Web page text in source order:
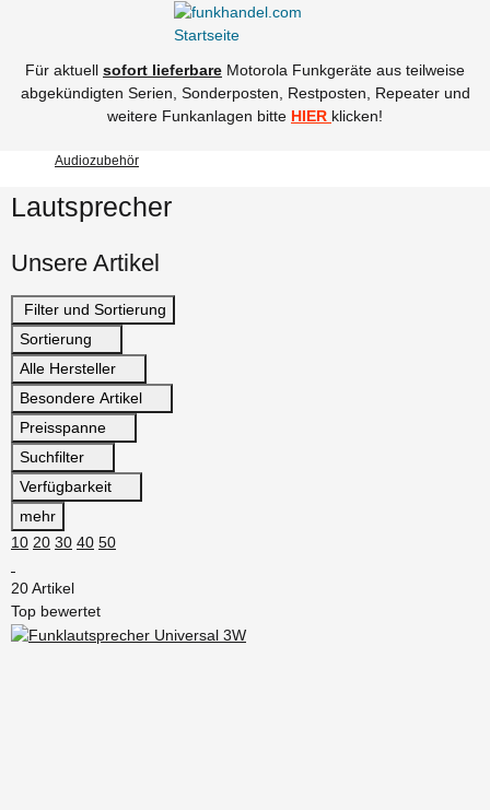
Für aktuell sofort lieferbare Motorola Funkgeräte aus teilweise
abgekündigten Serien, Sonderposten, Restposten, Repeater und
weitere Funkanlagen bitte HIER klicken!
Audiozubehör
Lautsprecher
Unsere Artikel
Filter und Sortierung
Sortierung
Alle Hersteller
Besondere Artikel
Preisspanne
Suchfilter
Verfügbarkeit
mehr
10 20 30 40 50
20 Artikel
Top bewertet